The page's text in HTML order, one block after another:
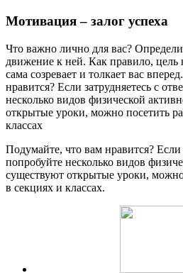
Мотивация – залог успеха
Что важно лично для вас?
движение к ней. Как правило, цель
сама созревает и толкает вас
нравится? Если затрудняетесь с
несколько видов физической
открытые уроки, можно посетить
классах
Подумайте, что вам нравится? Если
попробуйте несколько видов
существуют открытые уроки, можно
в секциях и классах.